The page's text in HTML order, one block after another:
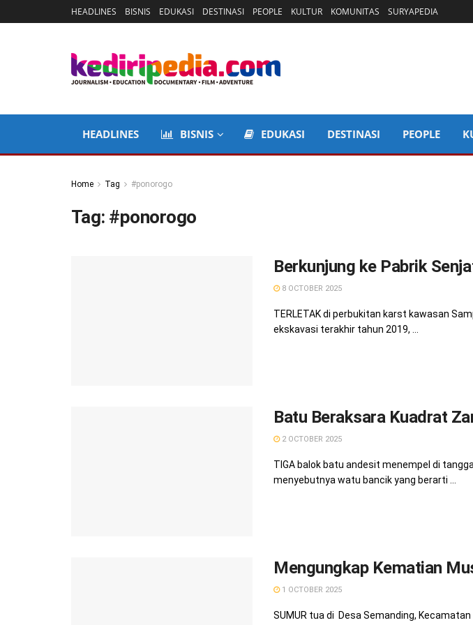
HEADLINES BISNIS EDUKASI DESTINASI PEOPLE KULTUR KOMUNITAS SURYAPEDIA
HEADLINES BISNIS EDUKASI DESTINASI PEOPLE
Home Tag #ponorogo
Tag: #ponorogo
Berkunjung ke Pabrik
8 OCTOBER 2025
TERLETAK di perbukitan karst kawasan
ekskavasi terakhir tahun 2019, ...
Batu Beraksara Kuadrat
2 OCTOBER 2025
TIGA balok batu andesit menempel di
menyebutnya watu bancik yang berarti ...
Mengungkap Kematian
1 OCTOBER 2025
SUMUR tua di Desa Semanding,